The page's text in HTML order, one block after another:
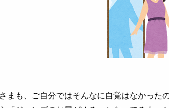
まも、ご自分ではそんなに自覚はなかった